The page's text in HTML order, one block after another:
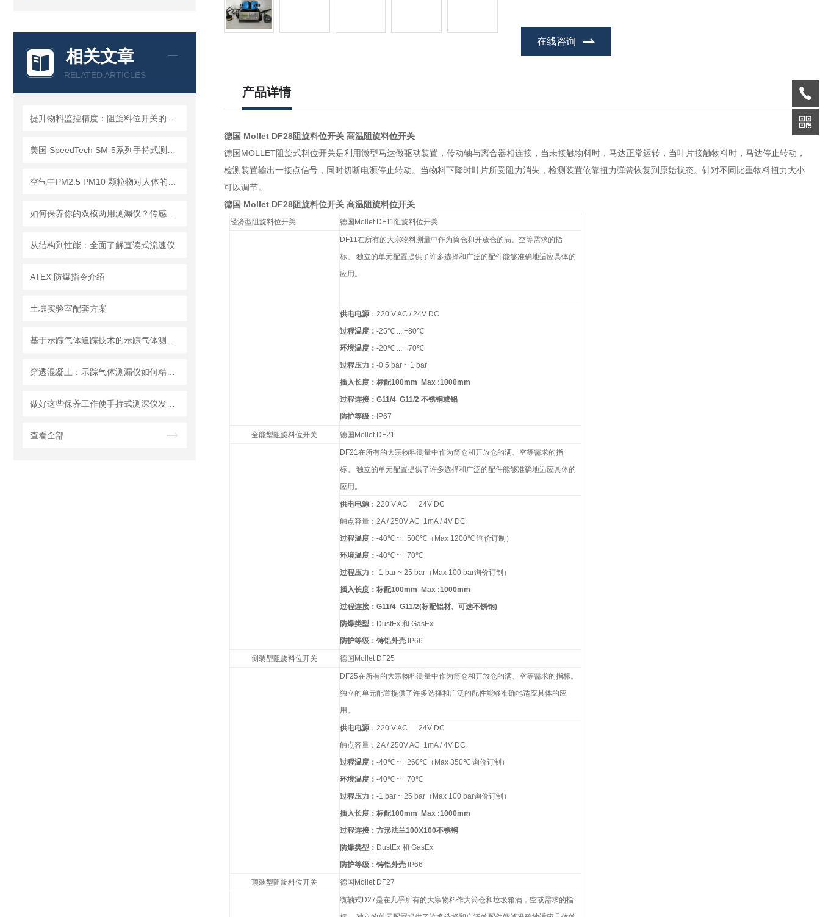
相关文章
RELATED ARTICLES
从结构到性能：全面了解直读式流速仪
ATEX 防爆指令介绍
土壤实验室配套方案
查看全部
在线咨询
产品详情
德国 Mollet DF28阻旋料位开关 高温阻旋料位开关
德国MOLLET阻旋式料位开关是利用微型马达做驱动装置，传动轴与离合器相连接，当未接触物料时，马达正常运转，当叶片接触物料时，马达停止转动，
检测装置输出一接点信号，同时切断电源停止转动。当物料下降时叶片所受阻力消失，检测装置依靠扭力弹簧恢复到原始状态。针对不同比重物料扭力大小
可以调节。
德国 Mollet DF28阻旋料位开关 高温阻旋料位开关
经济型阻旋料位开关 德国 Mollet DF11阻旋料位开关
DF11在所有的大宗物料测量中作为筒仓和开放仓的满、空等需求的指
标。
独立的单元配置提供了许多选择和广泛的配件能够准确地适应具体的
应用。
供电电源： 220 V AC / 24V DC
过程温度： -25℃... +80℃
环境温度： -20℃... +70℃
过程压力： -0,5 bar ~ 1 bar
插入长度：标配100mm Max :1000mm
过程连接： G11/4 G11/2 不锈钢或铝
防护等级：
IP67
全能型阻旋料位开关 德国 Mollet DF21
DF21在所有的大宗物料测量中作为筒仓和开放仓的满、空等需求的指
标。
独立的单元配置提供了许多选择和广泛的配件能够准确地适应具体的
应用。
供电电源： 220 V AC 24V DC
触点容量： 2A / 250V AC 1mA / 4V DC
过程温度： -40℃~ +500℃（ Max 1200℃ 询价订制）
环境温度： -40℃~ +70℃
过程压力： -1 bar ~ 25 bar（ Max 100 bar询价订制）
插入长度：标配100mm Max :1000mm
过程连接： G11/4 G11/2(标配铝材、可选不锈钢)
防爆类型： DustEx 和 GasEx
防护等级：铸铝外壳
IP66
侧装型阻旋料位开关 德国 Mollet DF25
DF25在所有的大宗物料测量中作为筒仓和开放仓的满、空等需求的指标。
独立的单元配置提供了许多选择和广泛的配件能够准确地适应具体的应
用。
供电电源： 220 V AC 24V DC
触点容量： 2A / 250V AC 1mA / 4V DC
过程温度： -40℃~ +260℃（ Max 350℃ 询价订制）
环境温度： -40℃~ +70℃
过程压力： -1 bar ~ 25 bar（ Max 100 bar询价订制）
插入长度：标配100mm Max :1000mm
过程连接：方形法兰100X100不锈钢
防爆类型： DustEx 和 GasEx
防护等级：铸铝外壳
IP66
顶装型阻旋料位开关 德国 Mollet DF27
缆轴式D27是在几乎所有的大宗物料作为筒仓和垃圾箱满，空或需求的指